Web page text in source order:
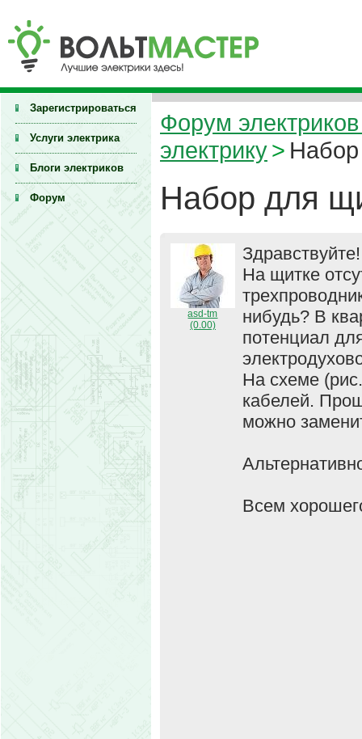
Зарегистрироваться
Услуги электрика
Блоги электриков
Форум
Форум электриков
электрику>
Набор для
asd-tm
(0.00)
На щитке
нибудь? В
потенциал
На схеме
кабелей.
можно
Всем